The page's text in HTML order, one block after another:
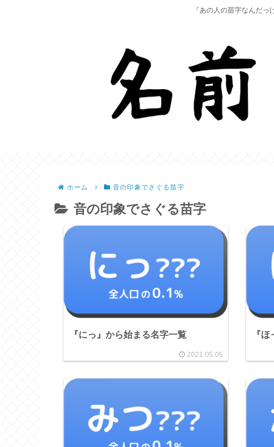
『あの人の苗字なんだ
ホーム 音の印象でさぐる苗字
音の印象でさぐる苗字
『にっ』から始まる名字一覧
2021.05.05
『